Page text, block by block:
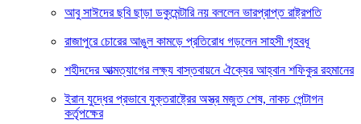
আবু সাঈদের ছবি ছাড়া ডকুমেন্টারি নয় বললেন ভারপ্রাপ্ত রাষ্ট্রপতি
রাজাপুরে চোরের আঙুল কামড়ে প্রতিরোধ গড়লেন সাহসী গৃহবধূ
শহীদদের আত্মত্যাগের লক্ষ্য বাস্তবায়নে ঐক্যের আহ্বান শফিকুর রহমানের
ইরান যুদ্ধের প্রভাবে যুক্তরাষ্ট্রের অস্ত্র মজুত শেষ, নাকচ পেন্টাগন
কর্তৃপক্ষের